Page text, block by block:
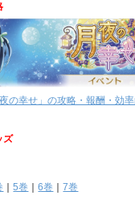
の幸せ」の攻略・報酬・効
ズ
｜5巻 ｜6巻 ｜7巻